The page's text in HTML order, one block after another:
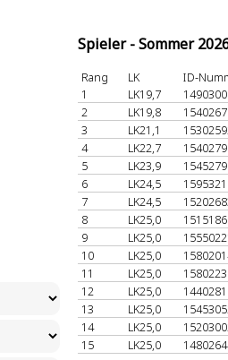
Spieler - Sommer
Rang LK
ID-
1
LK19,7
2
LK19,8
3
LK21,1
4
LK22,7
5
LK23,9
6
LK24,5
7
LK24,5
8
LK25,0
9
LK25,0
10
LK25,0
11
LK25,0
12
LK25,0
13
LK25,0
14
LK25,0
15
LK25,0